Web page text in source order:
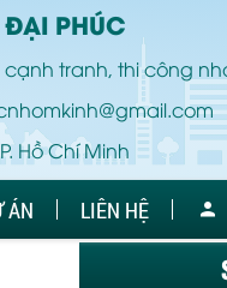
PHÚC
tranh, thi công
Hồ Chí Minh
ÁN LIÊN HỆ